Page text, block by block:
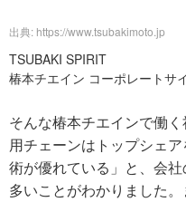
出典: https://www.tsubakimoto.jp
TSUBAKI SPIRIT
椿本チエイン コーポレートサ
そんな椿本チエインで働
用チェーンはトップシェ
術が優れている」と、会
多いことがわかりました